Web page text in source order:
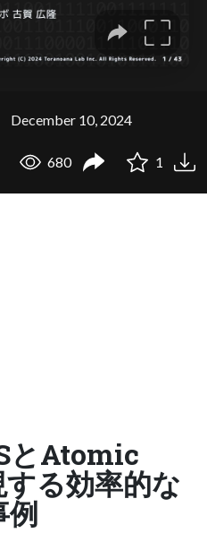
December 10, 2024
680 1
とAtomic
る効率的な
例